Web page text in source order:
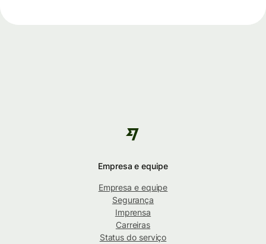
Empresa e equipe
Empresa e equipe
Segurança
Imprensa
Carreiras
Status do serviço